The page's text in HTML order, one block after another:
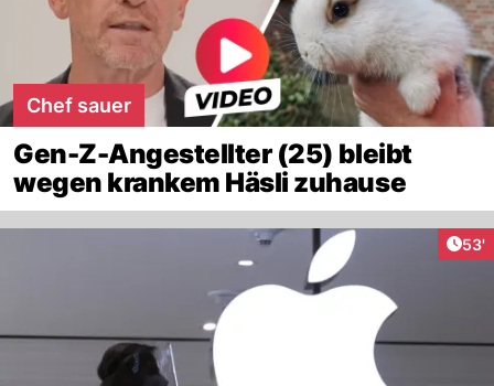
Chef sauer
Gen-Z-Angestellter (25) bleibt
wegen krankem Häsli zuhause
53'